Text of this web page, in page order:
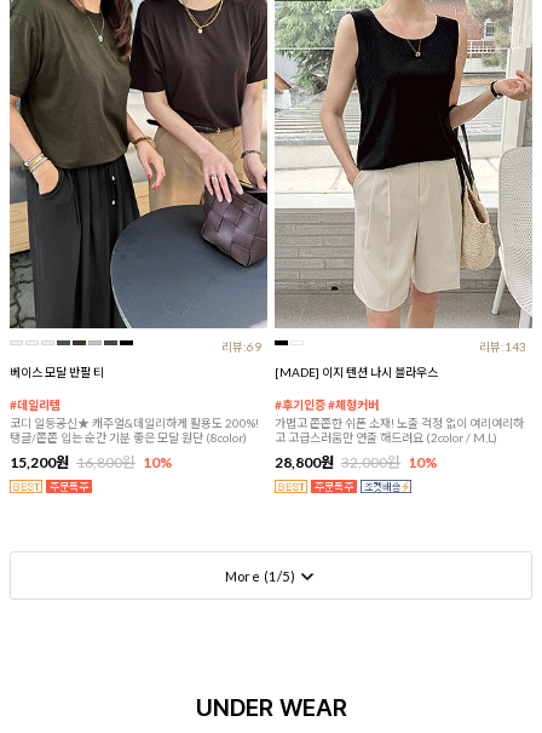
리뷰:69
베이스 모달 반팔 티
#데일리템
코디 일등공신★ 캐주얼&데일리하게 활용도 200%!
탱글/쫀쫀 입는 순간 기분 좋은 모달 원단 (8color)
15,200원 16,800원 10%
리뷰:143
[MADE] 이지 텐션 나시 블라우스
#후기인증 #체형커버
가볍고 쫀쫀한 쉬폰 소재! 노출 걱정 없이 여리여리하
고 고급스러움만 연출 해드려요 (2color / M,L)
28,800원 32,000원 10%
More (1 /5)
UNDER WEAR